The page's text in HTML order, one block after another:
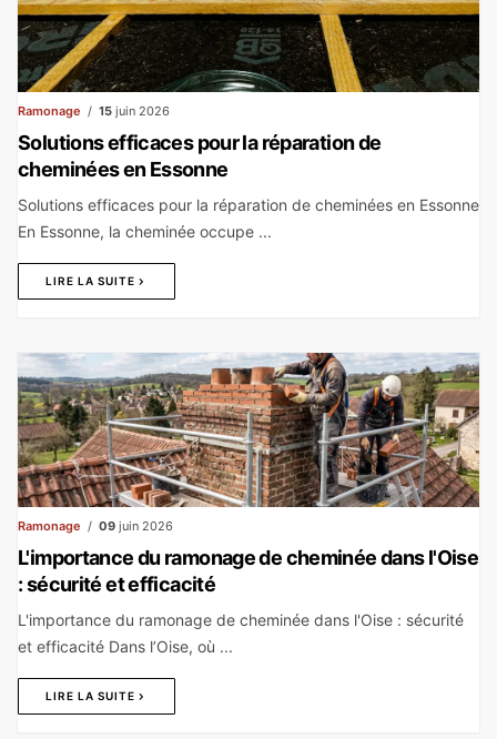
Ramonage 15 juin 2026
Solutions efficaces pour la réparation de
cheminées en Essonne
Solutions efficaces pour la réparation de cheminées en Essonne
En Essonne, la cheminée occupe ...
LIRE LA SUITE
Ramonage 09 juin 2026
L'importance du ramonage de cheminée dans l'Oise
: sécurité et efficacité
L'importance du ramonage de cheminée dans l'Oise : sécurité
et efficacité Dans l’Oise, où ...
LIRE LA SUITE